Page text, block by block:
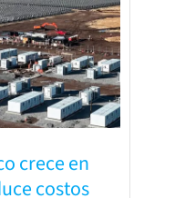
crece en
costos